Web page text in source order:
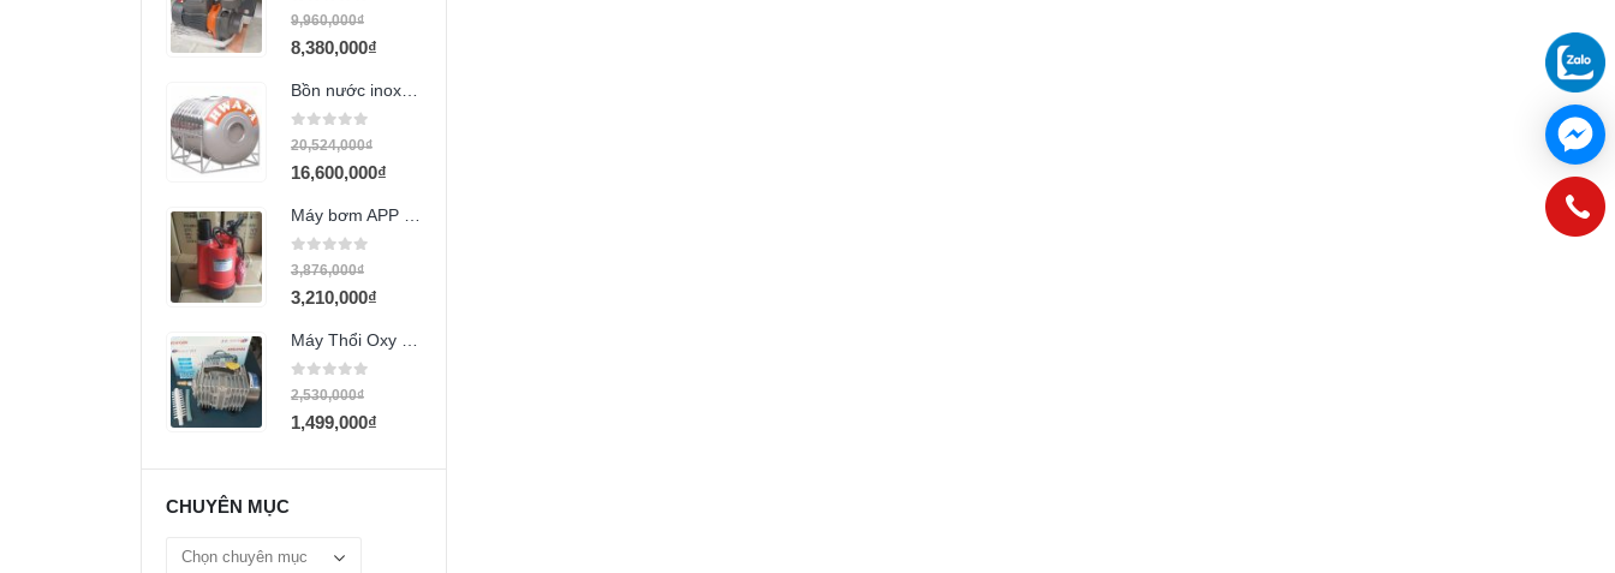
0 out of 5
9,960,000₫
8,380,000₫
Bồn nước inox Hwata 6000L ngang
0out of 5
20,524,000₫
16,600,000₫
Máy bơm APP BPS-400A 400w
0 out of 5
3,876,000₫
3,210,000₫
Máy Thổi Oxy Resun ACO-012A
0 out of 5
2,530,000₫
1,499,000₫
CHUYÊN MỤC
Chuyên